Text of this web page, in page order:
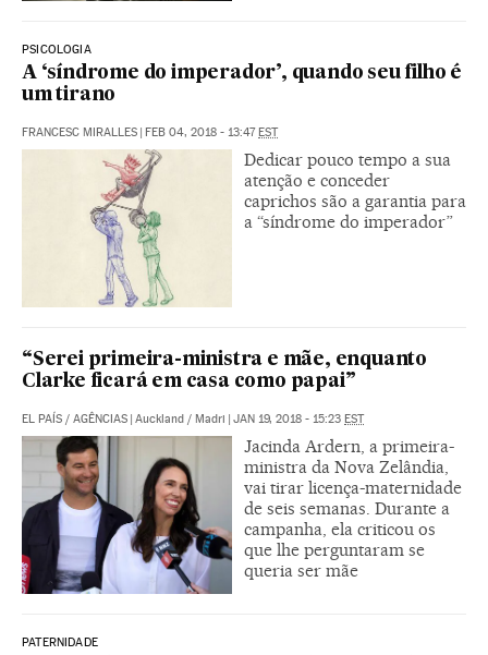
PSICOLOGIA
A ‘síndrome do imperador’, quando seu filho é
um tirano
FRANCESC MIRALLES | FEB 04, 2018 - 13:47EST
Dedicar pouco tempo a sua
atenção e conceder
caprichos são a garantia para
a “síndrome do imperador”
“Serei primeira-ministra e mãe, enquanto
Clarke ficará em casa como papai”
EL PAÍS / AGÊNCIAS | Auckland / Madri | JAN 19, 2018 - 15:23 EST
Jacinda Ardern, a primeira-
ministra da Nova Zelândia,
vai tirar licença-maternidade
de seis semanas. Durante a
campanha, ela criticou os
que lhe perguntaram se
queria ser mãe
PATERNIDADE